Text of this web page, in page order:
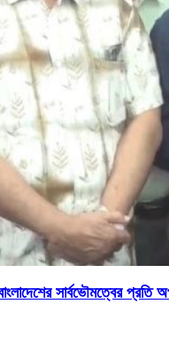
সার্বভৌমত্বের প্রতি